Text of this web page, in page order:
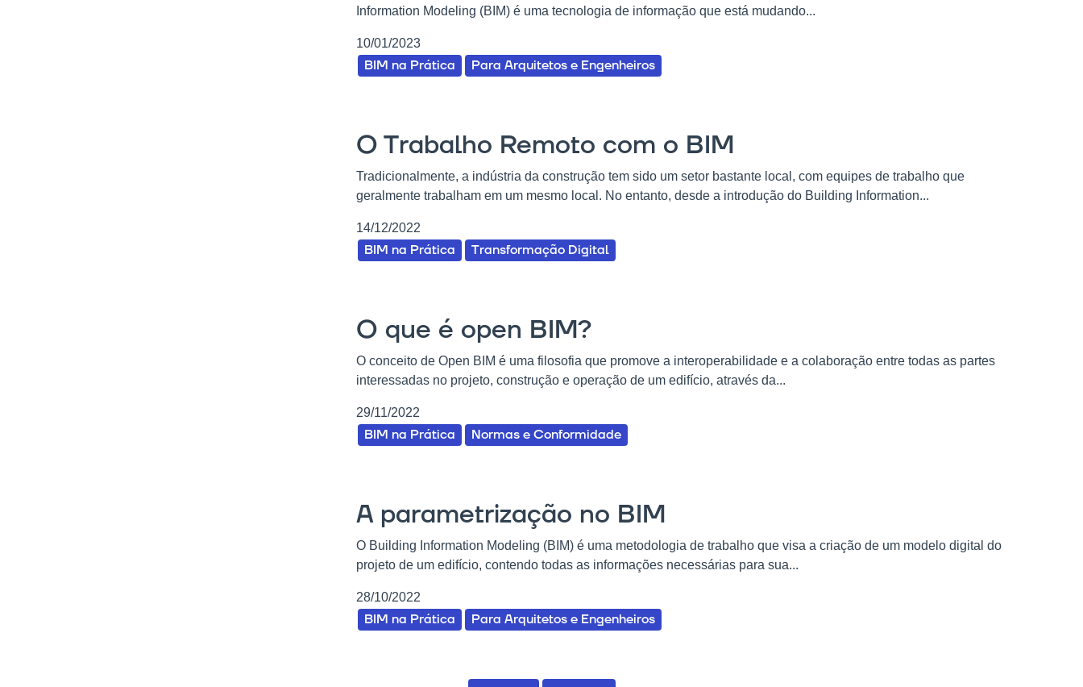
Information Modeling (BIM) é uma tecnologia de informação que está mudando...
10/01/2023
BIM na Prática Para Arquitetos e Engenheiros
O Trabalho Remoto com o BIM
Tradicionalmente, a indústria da construção tem sido um setor bastante local, com equipes de trabalho que
geralmente trabalham em um mesmo local. No entanto, desde a introdução do Building Information...
14/12/2022
BIM na Prática Transformação Digital
O que é open BIM?
O conceito de Open BIM é uma filosofia que promove a interoperabilidade e a colaboração entre todas as partes
interessadas no projeto, construção e operação de um edifício, através da...
29/11/2022
BIM na Prática Normas e Conformidade
A parametrização no BIM
O Building Information Modeling (BIM) é uma metodologia de trabalho que visa a criação de um modelo digital do
projeto de um edifício, contendo todas as informações necessárias para sua...
28/10/2022
BIM na Prática Para Arquitetos e Engenheiros